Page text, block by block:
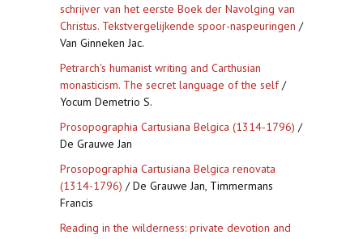
schrijver van het eerste Boek der Navolging van
Christus. Tekstvergelijkende spoor-naspeuringen /
Van Ginneken Jac.
Petrarch's humanist writing and Carthusian
monasticism. The secret language of the self/
Yocum Demetrio S.
Prosopographia Cartusiana Belgica (1314-1796) /
De Grauwe Jan
Prosopographia Cartusiana Belgica renovata
(1314-1796) / De Grauwe Jan, Timmermans
Francis
Reading in the wilderness: private devotion and